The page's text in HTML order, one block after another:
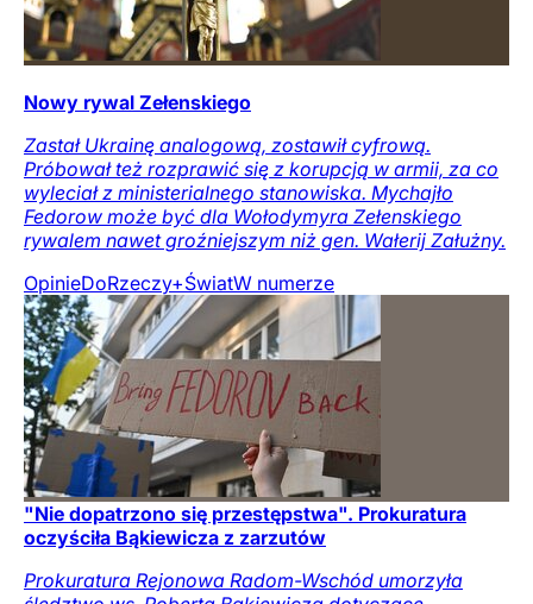
Nowy rywal Zełenskiego
Zastał Ukrainę analogową, zostawił cyfrową.
Próbował też rozprawić się z korupcją w armii, za co
wyleciał z ministerialnego stanowiska. Mychajło
Fedorow może być dla Wołodymyra Zełenskiego
rywalem nawet groźniejszym niż gen. Wałerij Załużny.
OpinieDoRzeczy+ŚwiatW numerze
"Nie dopatrzono się przestępstwa". Prokuratura
oczyściła Bąkiewicza z zarzutów
Prokuratura Rejonowa Radom-Wschód umorzyła